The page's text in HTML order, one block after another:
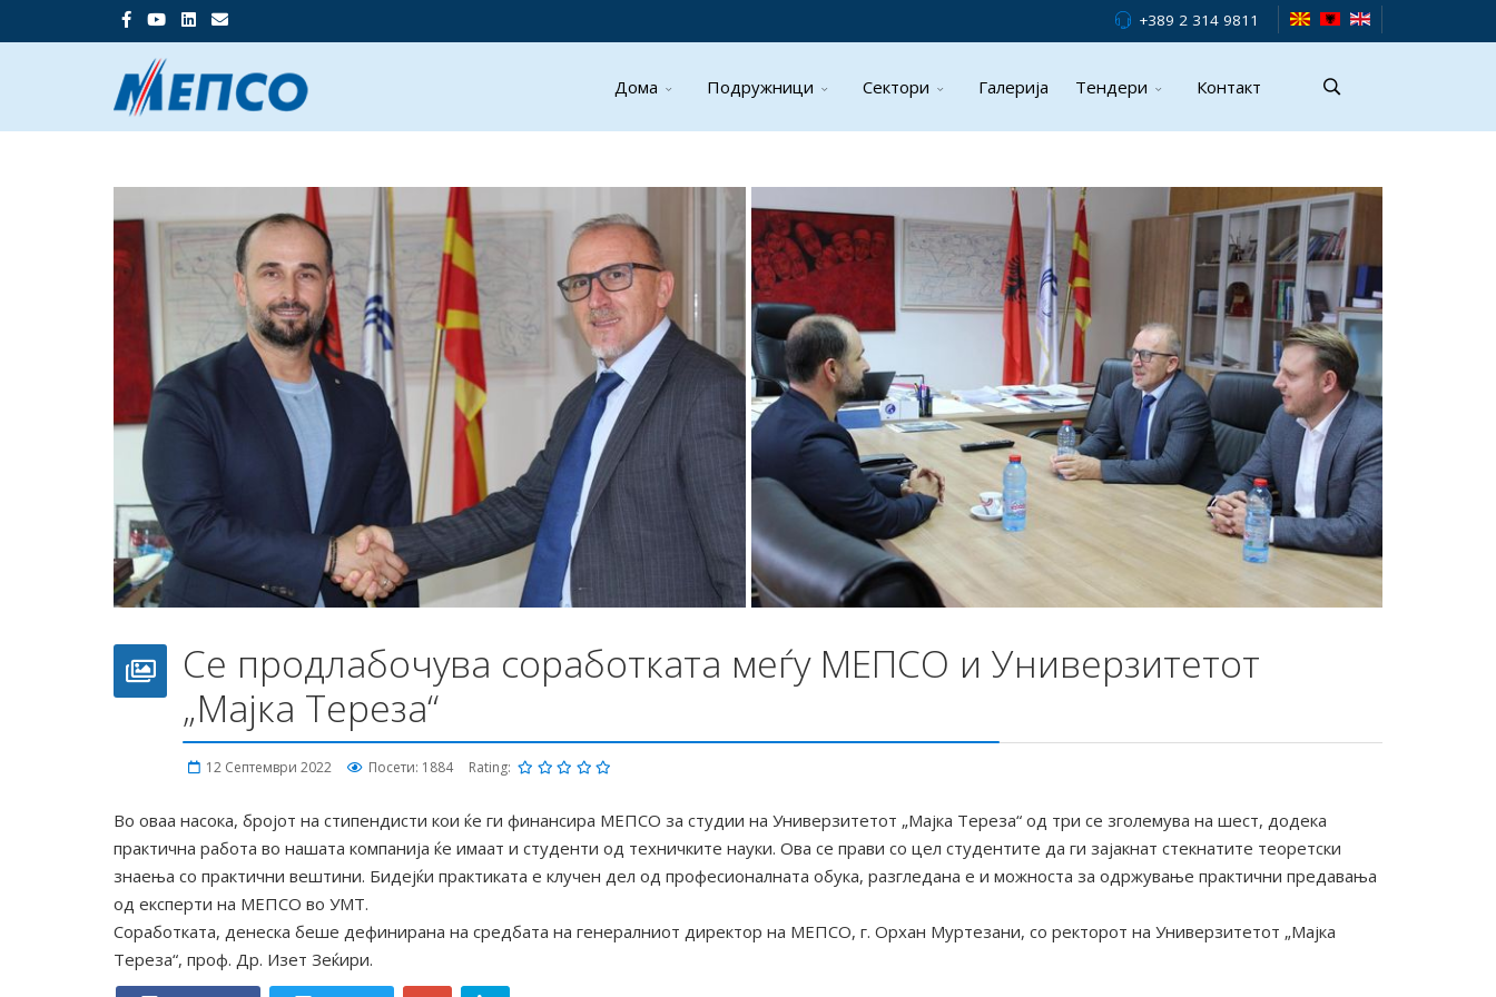
+389 2 314 9811
Дома Подружници Сектори Галерија Тендери Контакт
Се продлабочува соработката меѓу МЕПСО и Универзитетот
„Мајка Тереза“
12 Септември 2022 Посети: 1884 Rating:
Во оваа насока, бројот на стипендисти кои ќе ги финансира МЕПСО за студии на Универзитетот „Мајка Тереза“ од три се зголемува на шест, додека
практична работа во нашата компанија ќе имаат и студенти од техничките науки. Ова се прави со цел студентите да ги зајакнат стекнатите теоретски
знаења со практични вештини. Бидејќи практиката е клучен дел од професионалната обука, разгледана е и можноста за одржување практични предавања
од експерти на МЕПСО во УМТ.
Соработката, денеска беше дефинирана на средбата на генералниот директор на МЕПСО, г. Орхан Муртезани, со ректорот на Универзитетот „Мајка
Тереза“, проф. Др. Изет Зеќири.